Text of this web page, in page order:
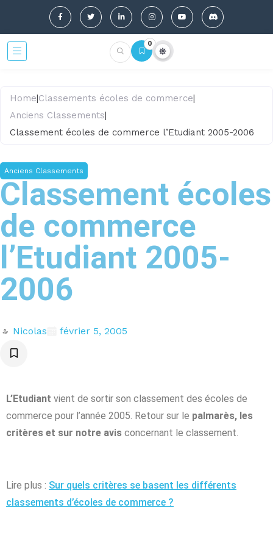
0
Home|Classements écoles de commerce|
Anciens Classements|
Classement écoles de commerce l’Etudiant 2005-2006
Anciens Classements
Classement écoles
de commerce
l’Etudiant 2005-
2006
Nicolas février 5, 2005
L’Etudiant vient de sortir son classement des écoles de
commerce pour l’année 2005. Retour sur le palmarès, les
critères et sur notre avis concernant le classement.
Lire plus : Sur quels critères se basent les différents
classements d’écoles de commerce ?